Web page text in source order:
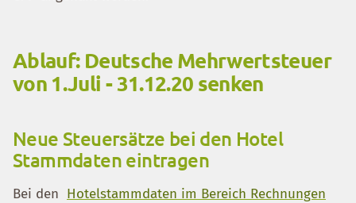
Ablauf: Deutsche Mehrwertsteuer
von 1.Juli - 31.12.20 senken
Neue Steuersätze bei den Hotel
Stammdaten eintragen
Bei den Hotelstammdaten im Bereich Rechnungen